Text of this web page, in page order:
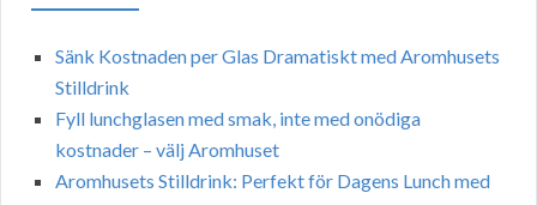
Sänk Kostnaden per Glas Dramatiskt med Aromhusets
Stilldrink
Fyll lunchglasen med smak, inte med onödiga
kostnader – välj Aromhuset
Aromhusets Stilldrink: Perfekt för Dagens Lunch med